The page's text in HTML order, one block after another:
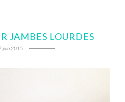
JAMBES LOURDES
juin 2015